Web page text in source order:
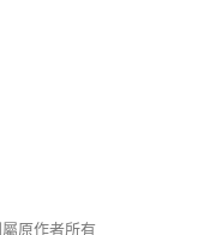
原作者所有